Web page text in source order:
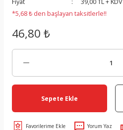
*5,68 ₺ den başlayan taksitlerle!!
46,80 ₺
Sepete Ekle
Yorum Yaz